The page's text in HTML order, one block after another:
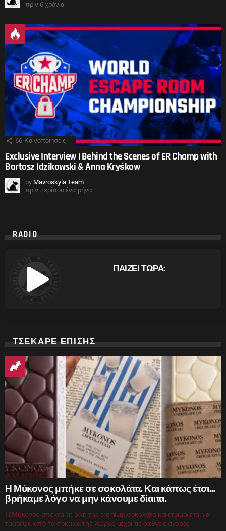
πριν 6 χρόνια
66 Κοινοποιήσεις
Exclusive Interview | Behind the Scenes of ER Champ with
Bartosz Idzikowski & Anna Kryśkow
by Mavroskyla Team
πριν περίπου ένα μήνα
RADIO
ΠΑΙΖΕΙ ΤΩΡΑ:
ΤΣΕΚΑΡΕ ΕΠΙΣΗΣ
Η Μύκονος μπήκε σε σοκολάτα. Και κάπως έτσι…
βρήκαμε λόγο να μην κάνουμε δίαιτα.
Η Μύκονος αποκτά τη δική της premium σοκολάτα και ετοιμάζεται να
ταξιδέψει από τα σοκάκια της Χώρας μέχρι τις διεθνείς αγορές.